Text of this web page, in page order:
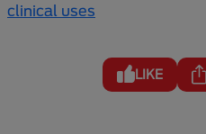
clinical uses
LIKE